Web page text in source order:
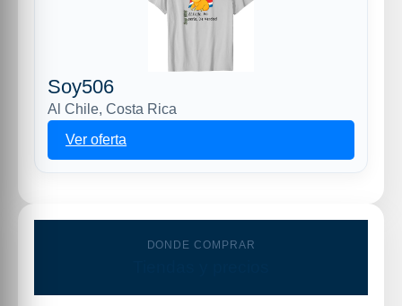
Soy506
Al Chile, Costa Rica
Ver oferta
DONDE COMPRAR